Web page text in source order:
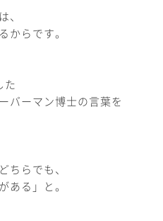
、
からです。
た
バーマン博士の言葉を
ちらでも、
ある」と。